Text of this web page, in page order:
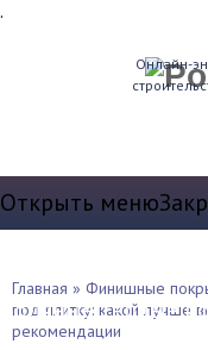
.
Онлайн-
Открыть меню
Водяные теплые
Главная » Финишные
под плитку: какой лучше
рекомендации